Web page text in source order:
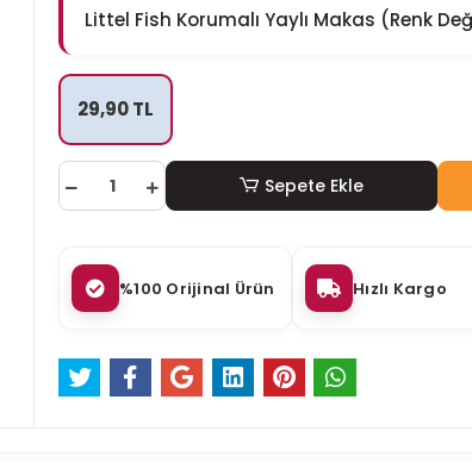
Littel Fish Korumalı Yaylı Makas (Renk
29,90 TL
Sepete Ekle
%100 Orijinal Ürün Hızlı Kargo